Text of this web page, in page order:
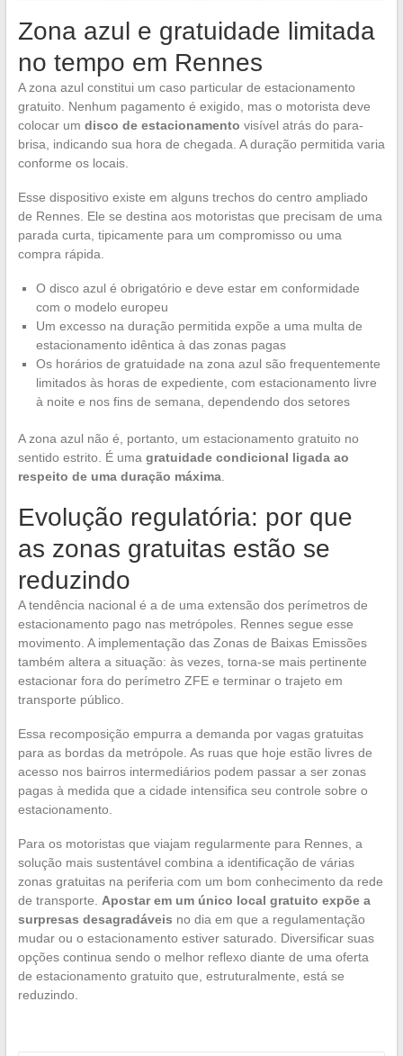
Zona azul e gratuidade limitada
no tempo em Rennes
A zona azul constitui um caso particular de estacionamento
gratuito. Nenhum pagamento é exigido, mas o motorista deve
colocar um disco de estacionamento visível atrás do para-
brisa, indicando sua hora de chegada. A duração permitida varia
conforme os locais.
Esse dispositivo existe em alguns trechos do centro ampliado
de Rennes. Ele se destina aos motoristas que precisam de uma
parada curta, tipicamente para um compromisso ou uma
compra rápida.
O disco azul é obrigatório e deve estar em conformidade
com o modelo europeu
Um excesso na duração permitida expõe a uma multa de
estacionamento idêntica à das zonas pagas
Os horários de gratuidade na zona azul são frequentemente
limitados às horas de expediente, com estacionamento livre
à noite e nos fins de semana, dependendo dos setores
A zona azul não é, portanto, um estacionamento gratuito no
sentido estrito. É uma gratuidade condicional ligada ao
respeito de uma duração máxima.
Evolução regulatória: por que
as zonas gratuitas estão se
reduzindo
A tendência nacional é a de uma extensão dos perímetros de
estacionamento pago nas metrópoles. Rennes segue esse
movimento. A implementação das Zonas de Baixas Emissões
também altera a situação: às vezes, torna-se mais pertinente
estacionar fora do perímetro ZFE e terminar o trajeto em
transporte público.
Essa recomposição empurra a demanda por vagas gratuitas
para as bordas da metrópole. As ruas que hoje estão livres de
acesso nos bairros intermediários podem passar a ser zonas
pagas à medida que a cidade intensifica seu controle sobre o
estacionamento.
Para os motoristas que viajam regularmente para Rennes, a
solução mais sustentável combina a identificação de várias
zonas gratuitas na periferia com um bom conhecimento da rede
de transporte. Apostar em um único local gratuito expõe a
surpresas desagradáveis no dia em que a regulamentação
mudar ou o estacionamento estiver saturado. Diversificar suas
opções continua sendo o melhor reflexo diante de uma oferta
de estacionamento gratuito que, estruturalmente, está se
reduzindo.